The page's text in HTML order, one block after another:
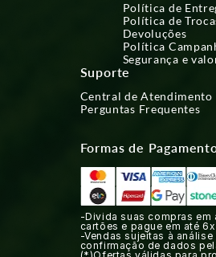
Política de
Política de
Devoluções
Política
Segurança e
Suporte
Central de Atendimento
Perguntas Frequentes
Formas de
-Divida suas compras em
cartões e pague em até
-Vendas sujeitas à análise
confirmação de dados